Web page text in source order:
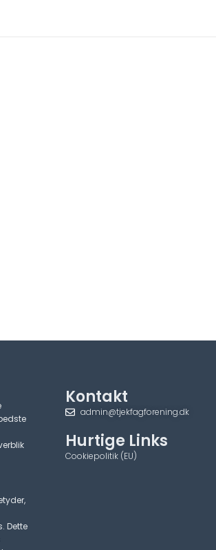
Dette
Kontakt
admin@tjekfagforening.dk
Hurtige Links
Cookiepolitik (EU)